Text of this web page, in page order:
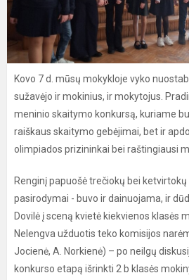
Kovo 7 d. mūsų mokykloje vyko
sužavėjo ir mokinius, ir mokytojus.
meninio skaitymo konkursą, kuriame
raiškaus skaitymo gebėjimai, bet ir
olimpiados prizininkai bei raštingiausi
Renginį papuošė trečiokų bei
pasirodymai - buvo ir dainuojama, ir
Dovilė į sceną kvietė kiekvienos klasės
Nelengva užduotis teko komisijos
Jocienė, A. Norkienė) – po neilgų
konkurso etapą išrinkti 2 b klasės